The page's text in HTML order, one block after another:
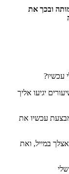
ובכך את
עכשיו?
יגיעו אליך
עכשיו את
שניות התכנית אצלך במייל, ואת